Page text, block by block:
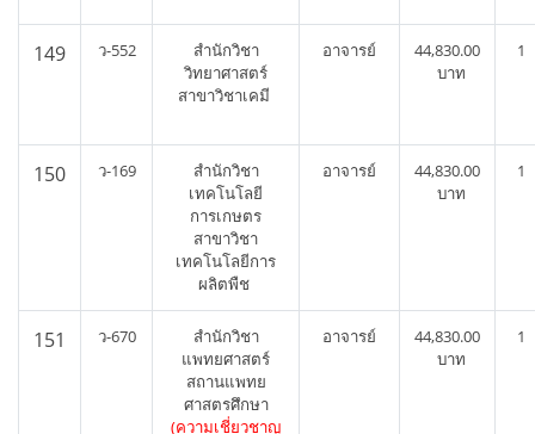
149 ว-552
สำนักวิชา
วิทยาศาสตร์
สาขาวิชาเคมี
อาจารย์
44,830.00
บาท
1
150 ว-169
สำนักวิชา
เทคโนโลยี
การเกษตร
สาขาวิชา
เทคโนโลยีการ
ผลิตพืช
อาจารย์
44,830.00
บาท
1
151 ว-670
สำนักวิชา
แพทยศาสตร์
สถานแพทย
ศาสตรศึกษา
(ความเชี่ยวชาญ
อาจารย์
44,830.00
บาท
1